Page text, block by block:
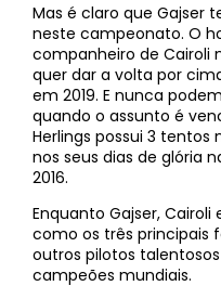
Mas é claro que Gajser
neste campeonato. O
companheiro de Cairoli
quer dar a volta por
em 2019. E nunca
quando o assunto é
Herlings possui 3 tentos
nos seus dias de glória
2016.
Enquanto Gajser, Cairoli
como os três principais
outros pilotos
campeões mundiais.